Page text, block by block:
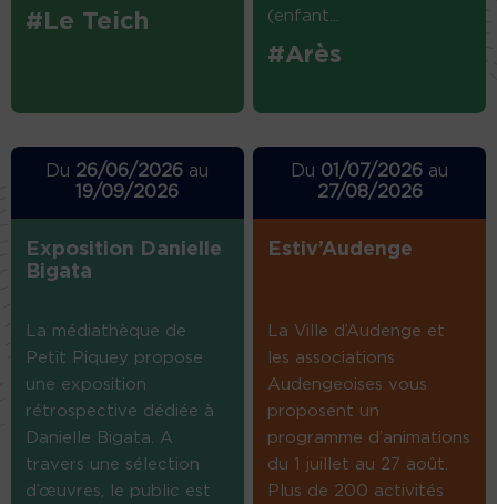
#Le Teich (enfant...
#Arès
Du 26/06/2026 au
19/09/2026
Exposition Danielle
Bigata
La médiathèque de
Petit Piquey propose
une exposition
rétrospective dédiée à
Danielle Bigata. A
travers une sélection
d’œuvres, le public est
Du 01/07/2026 au
27/08/2026
Estiv’Audenge
La Ville d’Audenge et
les associations
Audengeoises vous
proposent un
programme d’animations
du 1 juillet au 27 août.
Plus de 200 activités